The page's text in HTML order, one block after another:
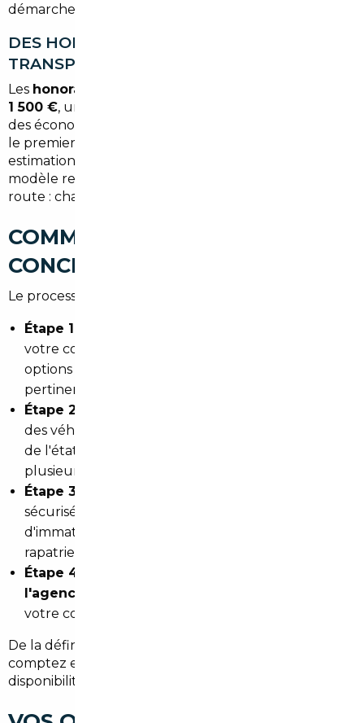
démarche complexe.
DES HONORAIRES CLAIRS ET UNE OFFRE
TRANSPARENTE
Les honoraires du courtier démarrent à partir de
1 500 €, un montant rapidement amorti au regard
des économies réalisées sur le prix du véhicule. Dès
le premier rendez-vous, vous obtenez une
estimation précise des gains potentiels selon le
modèle recherché. Aucune surprise en cours de
route : chaque étape est tracée et validée avec vous.
COMMENT ÇA SE PASSE
CONCRÈTEMENT ?
Le processus est structuré en quatre phases claires :
Étape 1 — Définition du besoin :
votre courtier pour cibler le modèle, le budget, les
options souhaitées et les pays sources les plus
pertinents.
Étape 2 — Sourcing et sélection :
des véhicules disponibles en Europe, vérification
de l'état et des documents, présentation de
plusieurs options avec comparatif de prix.
Étape 3 — Acquisition et formalités :
sécurisé, gestion de la TVA et des documents
d'immatriculation française, suivi logistique du
rapatriement.
Étape 4 — Livraison :
l'agence ou à votre domicile à Bezons
votre convenance.
De la définition du besoin à la remise des clés,
comptez en moyenne
disponibilité du modèle et le pays d'origine.